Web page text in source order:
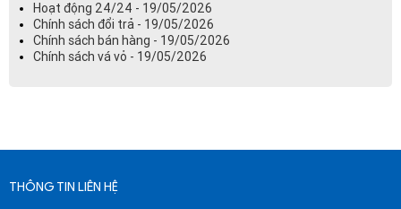
Hoạt động 24/24 - 19/05/2026
Chính sách đổi trả - 19/05/2026
Chính sách bán hàng - 19/05/2026
Chính sách vá vỏ - 19/05/2026
THÔNG TIN LIÊN HỆ